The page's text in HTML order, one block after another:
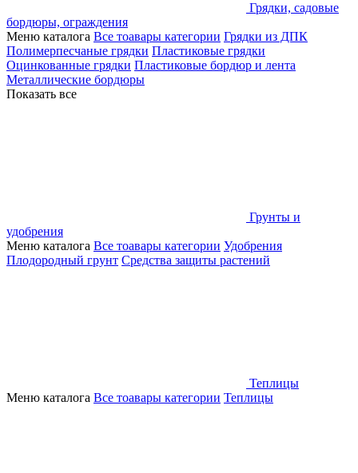
Грядки, садовые
бордюры, ограждения
Меню каталога Все тоавары категории Грядки из ДПК
Полимерпесчаные грядки Пластиковые грядки
Оцинкованные грядки Пластиковые бордюр и лента
Металлические бордюры
Показать все
Грунты и
удобрения
Меню каталога Все тоавары категории Удобрения
Плодородный грунт Средства защиты растений
Теплицы
Меню каталога Все тоавары категории Теплицы